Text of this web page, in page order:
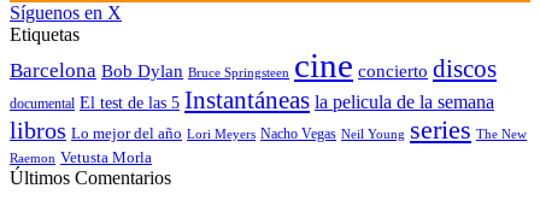
Síguenos en X
Etiquetas
Barcelona Bob Dylan Bruce Springsteen cine concierto discos
documental El test de las 5 Instantáneas la pelicula de la semana
libros Lo mejor del año Lori Meyers Nacho Vegas Neil Young series The New
Raemon Vetusta Morla
Últimos Comentarios